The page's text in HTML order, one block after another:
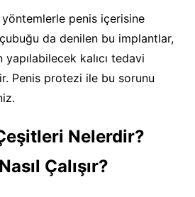
penis içerisine
da denilen bu implantlar,
kalıcı tedavi
Penis protezi ile bu sorunu
Nelerdir?
Çalışır?